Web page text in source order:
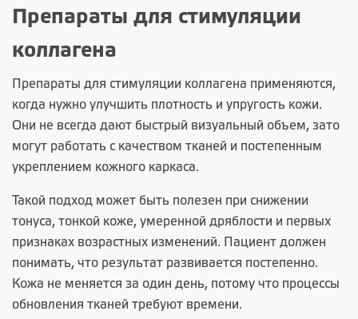
Препараты для стимуляции
коллагена
Препараты для стимуляции коллагена применяются,
когда нужно улучшить плотность и упругость кожи.
Они не всегда дают быстрый визуальный объем, зато
могут работать с качеством тканей и постепенным
укреплением кожного каркаса.
Такой подход может быть полезен при снижении
тонуса, тонкой коже, умеренной дряблости и первых
признаках возрастных изменений. Пациент должен
понимать, что результат развивается постепенно.
Кожа не меняется за один день, потому что процессы
обновления тканей требуют времени.